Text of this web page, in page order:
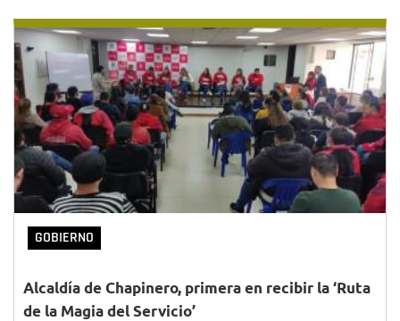
GOBIERNO
Alcaldía de Chapinero, primera en recibir la ‘Ruta
de la Magia del Servicio’